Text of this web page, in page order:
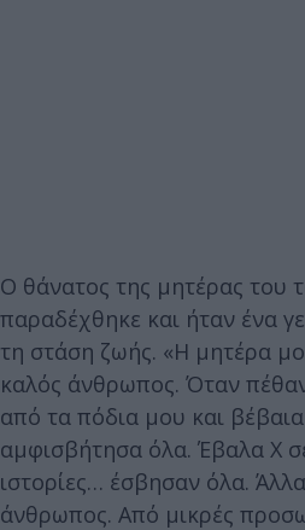
Ο θάνατος της μητέρας του
παραδέχθηκε και ήταν ένα
τη στάση ζωής. «Η μητέρα
καλός άνθρωπος. Όταν
από τα πόδια μου και
αμφισβήτησα όλα. Έβαλα Χ
ιστορίες… έσβησαν όλα.
άνθρωπος. Από μικρές